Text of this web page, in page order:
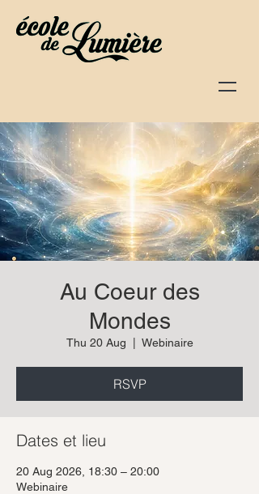
Au Coeur des
Mondes
Thu 20 Aug Webinaire
RSVP
Dates et lieu
20 Aug 2026, 18:30 – 20:00
Webinaire